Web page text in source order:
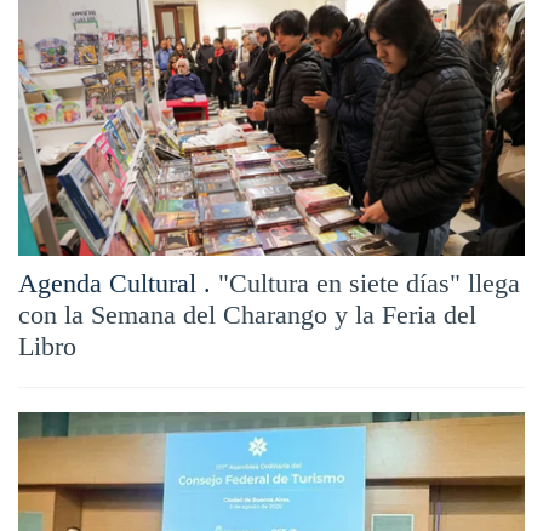
Agenda Cultural . "Cultura en siete días" llega
con la Semana del Charango y la Feria del
Libro